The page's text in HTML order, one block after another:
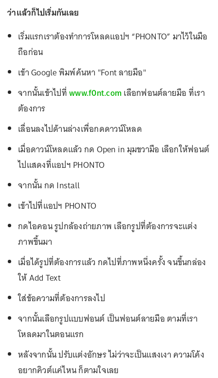
ว่าแล้วก็ไปเริ่มกันเลย
เริ่มแรกเราต้องทำการโหลดแอปฯ “PHONTO” มาไว้ในมือ
ถือก่อน
เข้า Google พิมพ์ค้นหา "Font ลายมือ"
จากนั้นเข้าไปที่www.f0nt.com เลือกฟอนต์ลายมือ ที่เรา
ต้องการ
เลื่อนลงไปด้านล่างเพื่อกดดาวน์โหลด
เมื่อดาวน์โหลดแล้ว กด Open in มุมขวามือ เลือกให้ฟอนต์
ไปแสดงที่แอปฯ PHONTO
จากนั้น กด Install
เข้าไปที่แอปฯ PHONTO
กดไอคอน รูปกล้องถ่ายภาพ เลือกรูปที่ต้องการจะแต่ง
ภาพขึ้นมา
เมื่อได้รูปที่ต้องการแล้ว กดไปที่ภาพหนึ่งครั้ง จนขึ้นกล่อง
ให้ Add Text
ใส่ข้อความที่ต้องการลงไป
จากนั้นเลือกรูปแบบฟอนต์ เป็นฟอนต์ลายมือ ตามที่เรา
โหลดมาในตอนแรก
หลังจากนั้น ปรับแต่งอักษร ไม่ว่าจะเป็นแสงเงา ความโค้ง
อยากคิวต์แค่ไหน ก็ตามใจเลย